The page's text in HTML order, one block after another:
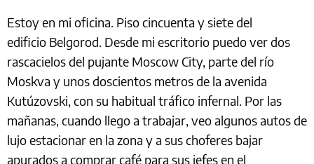
Estoy en mi oficina. Piso cincuenta y siete del
edificio Belgorod. Desde mi escritorio puedo ver dos
rascacielos del pujante Moscow City, parte del río
Moskva y unos doscientos metros de la avenida
Kutúzovski, con su habitual tráfico infernal. Por las
mañanas, cuando llego a trabajar, veo algunos autos de
lujo estacionar en la zona y a sus choferes bajar
apurados a comprar café para sus jefes en el